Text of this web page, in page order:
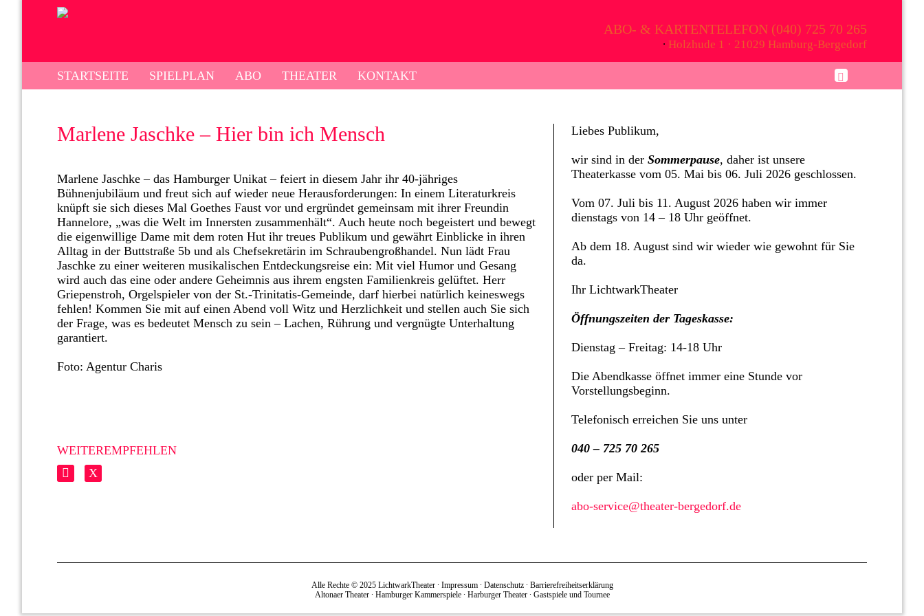
ABO- & KARTENTELEFON (040) 725 70 265
∙ Holzhude 1 · 21029 Hamburg-Bergedorf
STARTSEITE SPIELPLAN ABO THEATER KONTAKT
Marlene Jaschke – Hier bin ich Mensch
Marlene Jaschke – das Hamburger Unikat – feiert in diesem Jahr ihr 40-jähriges
Bühnenjubiläum und freut sich auf wieder neue Herausforderungen: In einem Literaturkreis
knüpft sie sich dieses Mal Goethes Faust vor und ergründet gemeinsam mit ihrer Freundin
Hannelore, „was die Welt im Innersten zusammenhält“. Auch heute noch begeistert und bewegt
die eigenwillige Dame mit dem roten Hut ihr treues Publikum und gewährt Einblicke in ihren
Alltag in der Buttstraße 5b und als Chefsekretärin im Schraubengroßhandel. Nun lädt Frau
Jaschke zu einer weiteren musikalischen Entdeckungsreise ein: Mit viel Humor und Gesang
wird auch das eine oder andere Geheimnis aus ihrem engsten Familienkreis gelüftet. Herr
Griepenstroh, Orgelspieler von der St.-Trinitatis-Gemeinde, darf hierbei natürlich keineswegs
fehlen! Kommen Sie mit auf einen Abend voll Witz und Herzlichkeit und stellen auch Sie sich
der Frage, was es bedeutet Mensch zu sein – Lachen, Rührung und vergnügte Unterhaltung
garantiert.
Foto: Agentur Charis
WEITEREMPFEHLEN
Liebes Publikum,
wir sind in derSommerpause, daher ist unsere
Theaterkasse vom 05. Mai bis 06. Juli 2026 geschlossen.
Vom 07. Juli bis 11. August 2026 haben wir immer
dienstags von 14 – 18 Uhr geöffnet.
Ab dem 18. August sind wir wieder wie gewohnt für Sie
da.
Ihr LichtwarkTheater
Öffnungszeiten der Tageskasse:
Dienstag – Freitag: 14-18 Uhr
Die Abendkasse öffnet immer eine Stunde vor
Vorstellungsbeginn.
Telefonisch erreichen Sie uns unter
040 – 725 70 265
oder per Mail:
abo-service@theater-bergedorf.de
Alle Rechte © 2025 LichtwarkTheater ∙ Impressum∙ Datenschutz∙ Barrierefreiheitserklärung
Altonaer Theater∙ Hamburger Kammerspiele∙ Harburger Theater∙ Gastspiele und Tournee